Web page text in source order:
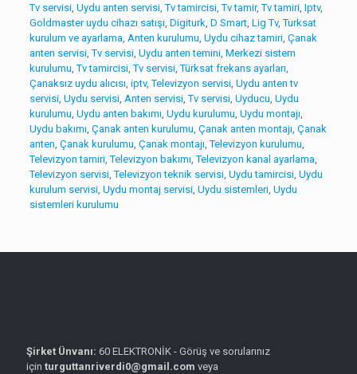
Tv servisi, Uydu anten servisi,Tv tamircisi,Tv tamir,Tv tamiri, Iptv,
Goldmaster uydu cihazı satışı Digiturk D Smart, Lig Tv,Turksat
kurulum ve ayarlama Anten kurulumu Uydu cihaz tamiri, Çanak
anten servisi,Tv servisi, Uydu anten temini, Merkezi sistem
kurulumu ,Tv tamircisi,Tv servisi,Türksat frekans ayarları
Çanaksız uydu alıcısı iptv,Televizyon servisi, Uydu anten tv
servisi, Uydu servisi, Anten servisi,Tv servisi, Uyducu Uydu
kurulumu Uydu anten bakımı Uydu kurulumu Uydu montajı
Uydu bakımı Çanak anten kurulumu Çanak anten montajı Çanak
anten Çanak kurulumu Çanak montajı ,Televizyon kurulumu
Televizyon tamiri,Televizyon bakımı ,Televizyon kanal ayarlama
Televizyon servisi,Televizyon teknik servisi, Uydu tamircisi, Uydu
kurulum servisi, Uydu montaj servisi, Uydu sistemleri, Uydu
sistemleri kurulumu
Şirket Ünvanı: 60 ELEKTRONİK - Görüş ve sorularınız
için turguttanriverdi0@gmail.com veya